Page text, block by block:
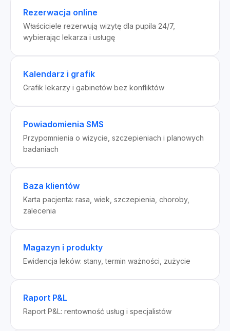
Rezerwacja online
Właściciele rezerwują wizytę dla pupila 24/7,
wybierając lekarza i usługę
Kalendarz i grafik
Grafik lekarzy i gabinetów bez konfliktów
Powiadomienia SMS
Przypomnienia o wizycie, szczepieniach i planowych
badaniach
Baza klientów
Karta pacjenta: rasa, wiek, szczepienia, choroby,
zalecenia
Magazyn i produkty
Ewidencja leków: stany, termin ważności, zużycie
Raport P&L
Raport P&L: rentowność usług i specjalistów